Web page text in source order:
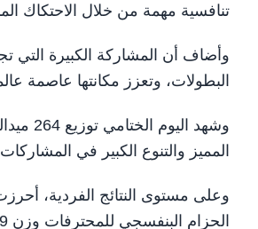
تنافسية مهمة من خلال الاحتكاك
البطولات، وتعزز مكانتها عاصمة
المميز والتنوع الكبير في
وعلى مستوى النتائج الفردية،